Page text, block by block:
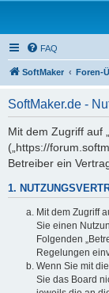
FAQ
SoftMaker Foren-
SoftMaker.de -
Mit dem Zugriff auf
(„https://
Betreiber ein
1.
Mit dem Zugriff
Sie einen
Folgenden
Regelungen
Wenn Sie mit
Sie das Board